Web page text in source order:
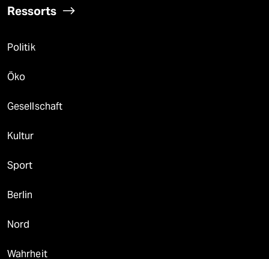
Ressorts
Politik
Öko
Gesellschaft
Kultur
Sport
Berlin
Nord
Wahrheit